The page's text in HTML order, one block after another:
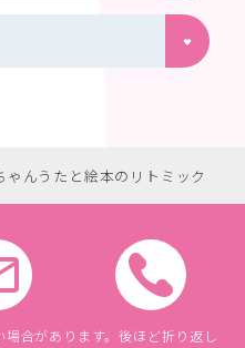
ゃんうたと絵本のリトミック
合があります。後ほど折り返し